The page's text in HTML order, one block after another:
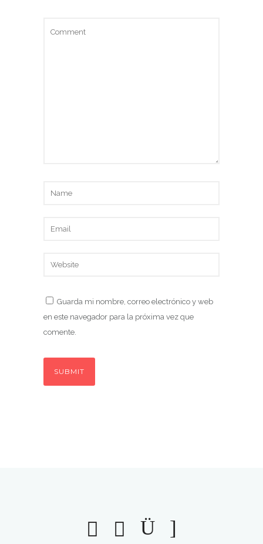
Guarda mi nombre, correo electrónico y web
en este navegador para la próxima vez que
comente.